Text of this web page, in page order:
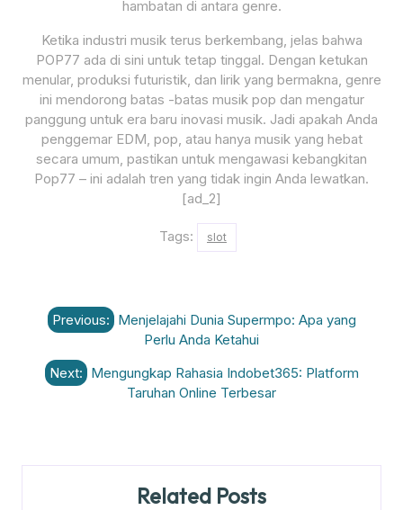
hambatan di antara genre.
Ketika industri musik terus berkembang, jelas bahwa
POP77 ada di sini untuk tetap tinggal. Dengan ketukan
menular, produksi futuristik, dan lirik yang bermakna, genre
ini mendorong batas -batas musik pop dan mengatur
panggung untuk era baru inovasi musik. Jadi apakah Anda
penggemar EDM, pop, atau hanya musik yang hebat
secara umum, pastikan untuk mengawasi kebangkitan
Pop77 – ini adalah tren yang tidak ingin Anda lewatkan.
[ad_2]
Tags: slot
Post
navigation
Previous: Menjelajahi Dunia Supermpo: Apa yang
Perlu Anda Ketahui
Next: Mengungkap Rahasia Indobet365: Platform
Taruhan Online Terbesar
Related Posts